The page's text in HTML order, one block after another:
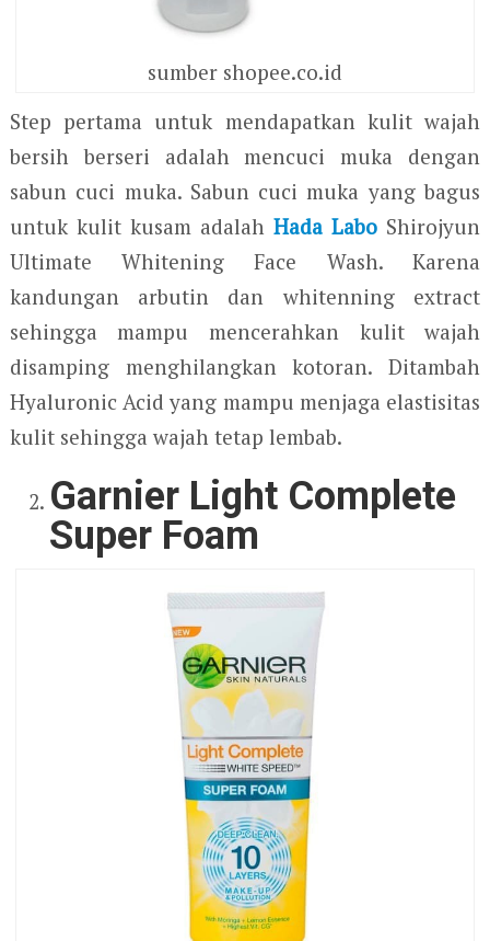
sumber shopee.co.id
Step pertama untuk mendapatkan kulit wajah
bersih berseri adalah mencuci muka dengan
sabun cuci muka. Sabun cuci muka yang bagus
untuk kulit kusam adalahHada Labo Shirojyun
Ultimate Whitening Face Wash. Karena
kandungan arbutin dan whitenning extract
sehingga mampu mencerahkan kulit wajah
disamping menghilangkan kotoran. Ditambah
Hyaluronic Acid yang mampu menjaga elastisitas
kulit sehingga wajah tetap lembab.
Garnier Light Complete
Super Foam